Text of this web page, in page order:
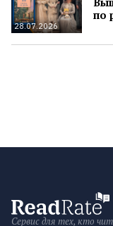
28.07.2026
по
Сервис для тех, кто